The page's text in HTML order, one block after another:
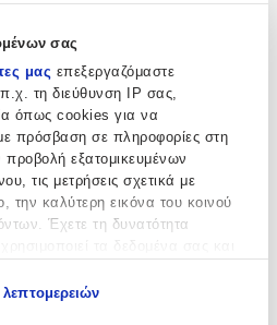
σας
μας επεξεργαζόμαστε
τη διεύθυνση IP σας,
όπως cookies για να
πρόσβαση σε πληροφορίες στη
εξατομικευμένων
τις μετρήσεις σχετικά με
την καλύτερη εικόνα του κοινού
Έχετε τη δυνατότητα